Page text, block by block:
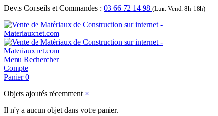
Devis Conseils et Commandes : 03 66 72 14 98 (Lun. Vend. 8h-18h)
Menu Rechercher
Compte
Panier 0
Objets ajoutés récemment ×
Il n'y a aucun objet dans votre panier.